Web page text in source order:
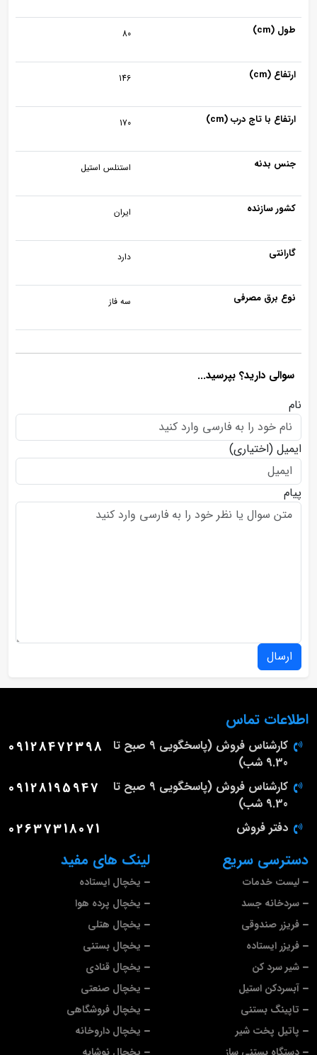
طول (cm) 80
ارتفاع (cm) 146
ارتفاع با تاج درب (cm) 170
جنس بدنه استنلس استیل
کشور سازنده ایران
گارانتی دارد
نوع برق مصرفی سه فاز
سوالی دارید؟ بپرسید...
نام
ایمیل (اختیاری)
پیام
ارسال
لینک های مفید
یخچال ایستاده
یخچال پرده هوا
یخچال هتلی
یخچال بستنی
یخچال قنادی
یخچال صنعتی
یخچال فروشگاهی
یخچال داروخانه
دسترسی سریع
لیست خدمات
سردخانه جسد
فریزر صندوقی
فریزر ایستاده
شیر سرد کن
آبسردکن استیل
تاپینگ بستنی
پاتیل پخت شیر
اطلاعات تماس
کارشناس فروش (پاسخگویی 9 صبح تا
9.30 شب)
09128472398
کارشناس فروش (پاسخگویی 9 صبح تا
9.30 شب)
09128195947
دفتر فروش 02637318071